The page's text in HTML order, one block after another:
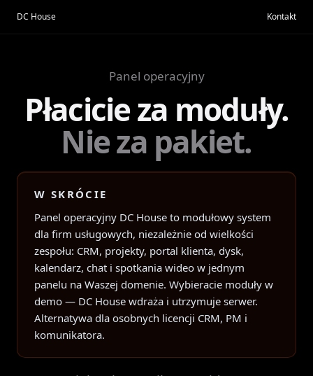
Przejdź do treści
DC House Kontakt
Panel operacyjny
Płacicie za moduły.
Nie za pakiet.
W SKRÓCIE
Panel operacyjny DC House to modułowy system
dla firm usługowych, niezależnie od wielkości
zespołu: CRM, projekty, portal klienta, dysk,
kalendarz, chat i spotkania wideo w jednym
panelu na Waszej domenie. Wybieracie moduły w
demo — DC House wdraża i utrzymuje serwer.
Alternatywa dla osobnych licencji CRM, PM i
komunikatora.